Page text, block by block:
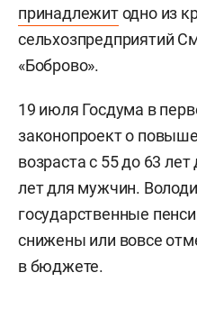
принадлежитодно из
сельхозпредприятий
«Боброво».
19 июля Госдума в
законопроект о
возраста с 55 до 63
лет для мужчин.
государственные
снижены или вовсе
в бюджете.